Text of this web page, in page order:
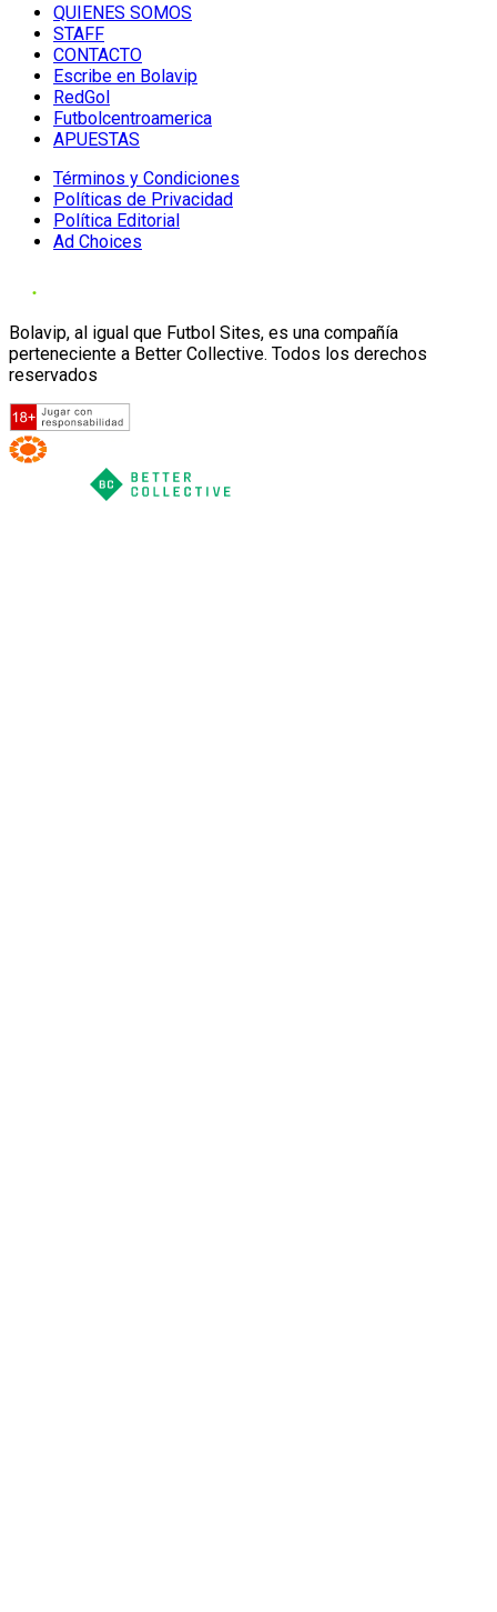
QUIENES SOMOS
STAFF
CONTACTO
Escribe en Bolavip
RedGol
Futbolcentroamerica
APUESTAS
Términos y Condiciones
Políticas de Privacidad
Política Editorial
Ad Choices
Bolavip, al igual que Futbol Sites, es una compañía
perteneciente a Better Collective. Todos los derechos
reservados